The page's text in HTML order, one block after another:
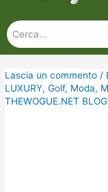
Lascia un commento /
LUXURY,Golf, Moda,
THEWOGUE.NET